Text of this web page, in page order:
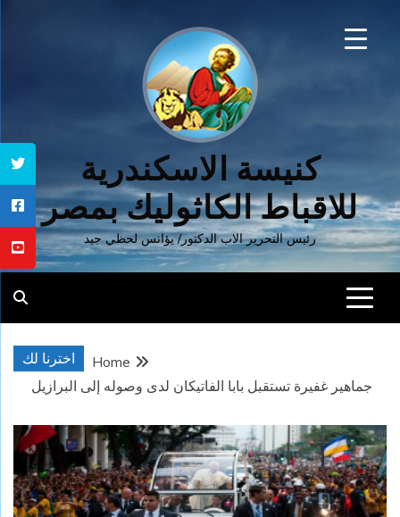
كنيسة الاسكندرية
للاقباط الكاثوليك بمصر
رئيس التحرير الاب الدكتور/ يؤانس لحظي جيد
اخترنا لك
Home
جماهير غفيرة تستقبل بابا الفاتيكان لدى وصوله إلى البرازيل